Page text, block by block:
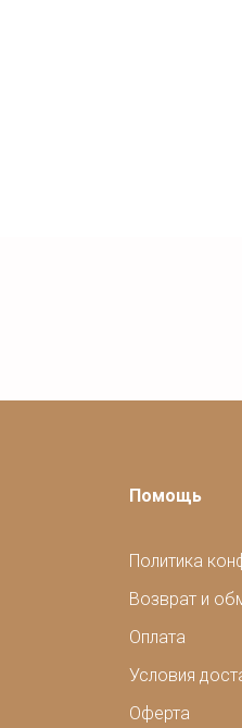
Помощь
Политика
Возврат и
Оплата
Условия
Оферта